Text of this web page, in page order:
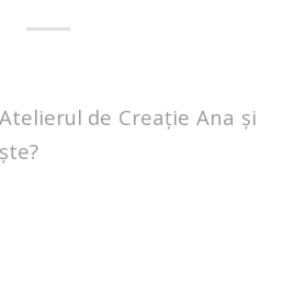
de Creație Ana și